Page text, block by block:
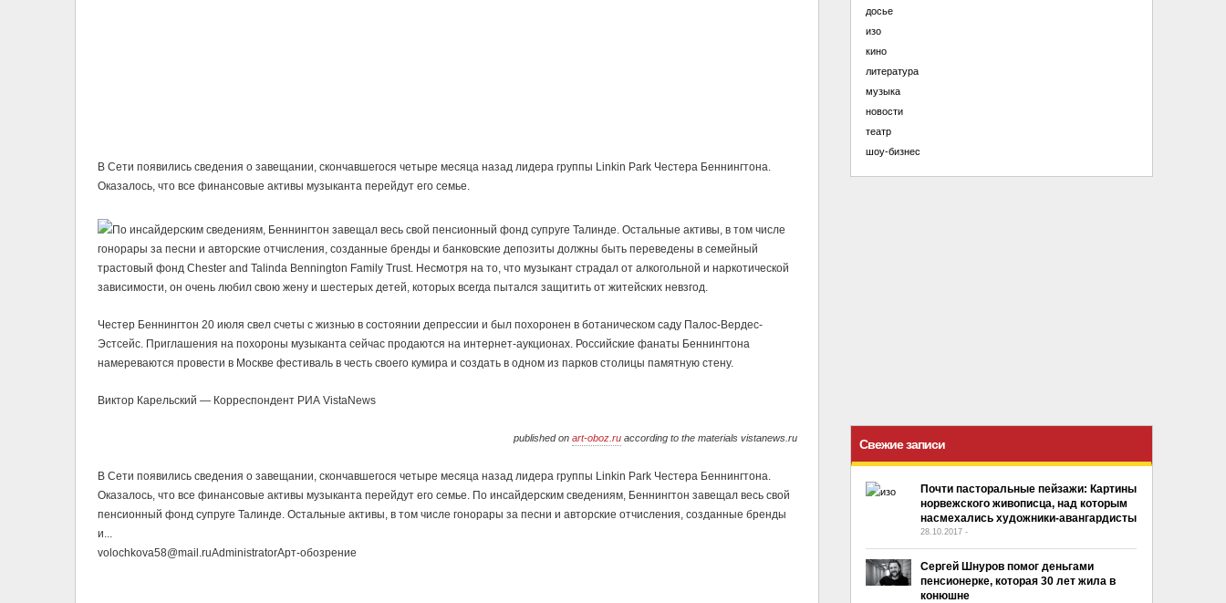
В Сети появились сведения о завещании, скончавшегося четыре месяца назад лидера группы Linkin Park Честера Беннингтона.
Оказалось, что все финансовые активы музыканта перейдут его семье.
По инсайдерским сведениям, Беннингтон завещал весь свой пенсионный фонд супруге Талинде. Остальные активы, в том числе
гонорары за песни и авторские отчисления, созданные бренды и банковские депозиты должны быть переведены в семейный
трастовый фонд Chester and Talinda Bennington Family Trust. Несмотря на то, что музыкант страдал от алкогольной и наркотической
зависимости, он очень любил свою жену и шестерых детей, которых всегда пытался защитить от житейских невзгод.
Честер Беннингтон 20 июля свел счеты с жизнью в состоянии депрессии и был похоронен в ботаническом саду Палос-Вердес-
Эстсейс. Приглашения на похороны музыканта сейчас продаются на интернет-аукционах. Российские фанаты Беннингтона
намереваются провести в Москве фестиваль в честь своего кумира и создать в одном из парков столицы памятную стену.
Виктор Карельский — Корреспондент РИА VistaNews
published on art-oboz.ruaccording to the materials vistanews.ru
В Сети появились сведения о завещании, скончавшегося четыре месяца назад лидера группы Linkin Park Честера Беннингтона.
Оказалось, что все финансовые активы музыканта перейдут его семье. По инсайдерским сведениям, Беннингтон завещал весь свой
пенсионный фонд супруге Талинде. Остальные активы, в том числе гонорары за песни и авторские отчисления, созданные бренды
и...
volochkova58@mail.ruAdministratorАрт-обозрение
досье
изо
кино
литература
музыка
новости
театр
шоу-бизнес
Свежие записи
Почти пасторальные пейзажи: Картины
норвежского живописца, над которым
насмехались художники-авангардисты
28.10.2017-
Сергей Шнуров помог деньгами
пенсионерке, которая 30 лет жила в
конюшне